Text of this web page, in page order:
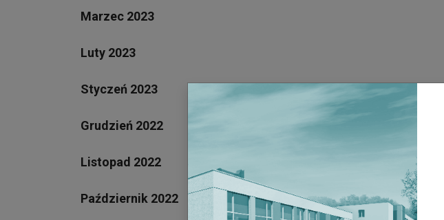
Marzec 2023
Luty 2023
Styczeń 2023
Grudzień 2022
Listopad 2022
Październik 2022